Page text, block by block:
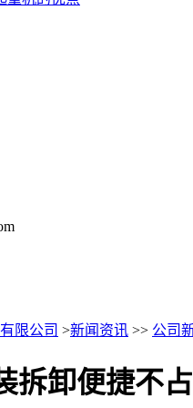
限公司 >新闻资讯 >> 公司
拆卸便捷不